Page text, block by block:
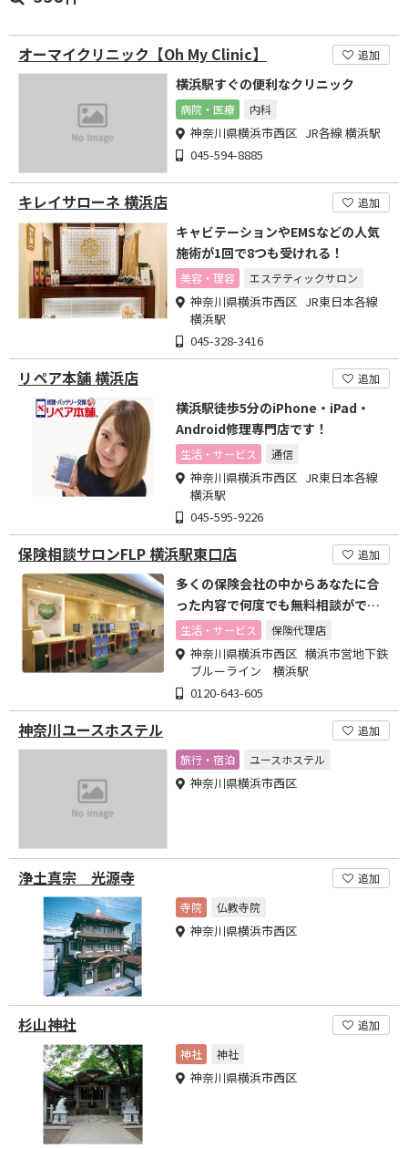
オーマイクリニック【Oh My Clinic】 追加
横浜駅すぐの便利なクリニック
病院・医療 内科
神奈川県横浜市西区 JR各線 横浜駅
045-594-8885
キレイサローネ 横浜店 追加
キャビテーションやEMSなどの人気
施術が1回で8つも受けれる！
美容・理容 エステティックサロン
神奈川県横浜市西区 JR東日本各線
横浜駅
045-328-3416
リペア本舗 横浜店 追加
横浜駅徒歩5分のiPhone・iPad・
Android修理専門店です！
生活・サービス 通信
神奈川県横浜市西区 JR東日本各線
横浜駅
045-595-9226
保険相談サロンFLP 横浜駅東口店 追加
多くの保険会社の中からあなたに合
った内容で何度でも無料相談ができ
ます
生活・サービス 保険代理店
神奈川県横浜市西区 横浜市営地下鉄
ブルーライン 横浜駅
0120-643-605
神奈川ユースホステル
追加
旅行・宿泊
ユースホステル
神奈川県横浜市西区
浄土真宗 光源寺
追加
寺院
仏教寺院
神奈川県横浜市西区
杉山神社
追加
神社
神社
神奈川県横浜市西区